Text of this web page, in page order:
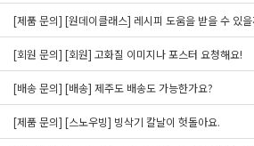
[제품 문의] [원데이클래스] 레시피 도움을 받을 수 있을
[회원 문의] [회원] 고화질 이미지나 포스터 요청해요!
[배송 문의] [배송] 제주도 배송도 가능한가요?
[제품 문의] [스노우빙] 빙삭기 칼날이 헛돌아요.